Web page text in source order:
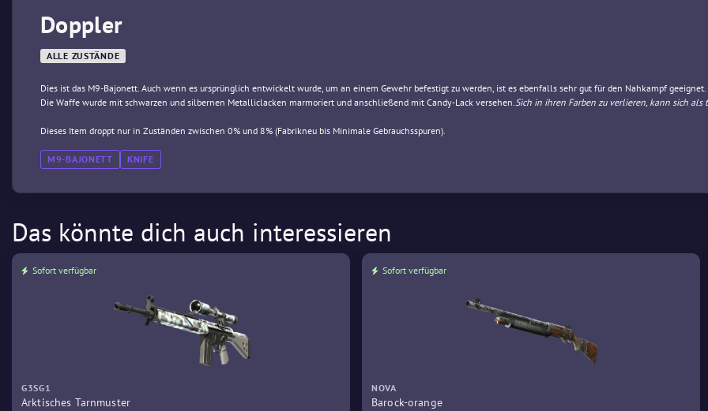
Doppler
ALLE ZUSTÄNDE
Dies ist das M9-Bajonett. Auch wenn es ursprünglich entwickelt wurde, um an einem Gewehr befestigt zu werden, ist es ebenfalls sehr gut für den Nahkampf geeignet.
Die Waffe wurde mit schwarzen und silbernen Metalliclacken marmoriert und anschließend mit Candy-Lack versehen.Sich in ihren Farben zu verlieren, kann sich als
Dieses Item droppt nur in Zuständen zwischen 0% und 8% (Fabrikneu bis Minimale Gebrauchsspuren).
M9-BAJONETT KNIFE
Das könnte dich auch interessieren
Sofort verfügbar
G3SG1
Arktisches Tarnmuster
Sofort verfügbar
NOVA
Barock-orange